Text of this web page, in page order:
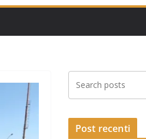
Post recenti